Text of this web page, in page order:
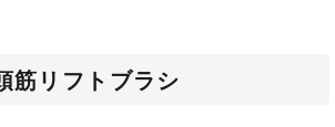
リフトブラシ